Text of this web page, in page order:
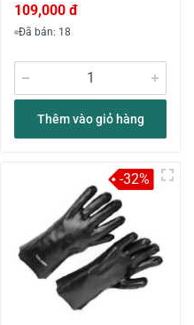
109,000 đ
Đã bán: 18
Thêm vào giỏ hàng
-32%